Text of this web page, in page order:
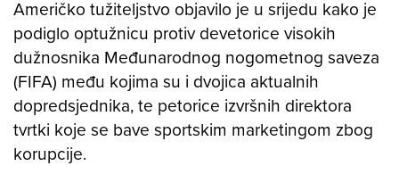
Američko tužiteljstvo objavilo je u srijedu kako je
podiglo optužnicu protiv devetorice visokih
dužnosnika Međunarodnog nogometnog saveza
(FIFA) među kojima su i dvojica aktualnih
dopredsjednika, te petorice izvršnih direktora
tvrtki koje se bave sportskim marketingom zbog
korupcije.